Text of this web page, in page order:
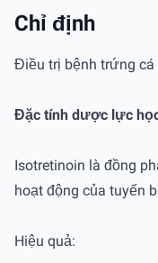
Chỉ định
Điều trị bệnh trứng cá
Đặc tính dược lực
Isotretinoin là đồng
hoạt động của tuyến
Hiệu quả: